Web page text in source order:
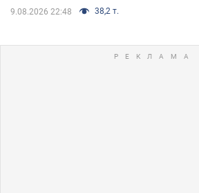
9.08.2026 22:48 38,2 т.